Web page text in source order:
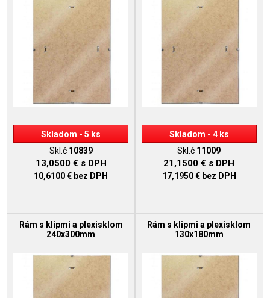
Skladom - 5 ks
Skl.č 10839
13,0500 € s DPH
10,6100 € bez DPH
Skladom - 4 ks
Skl.č 11009
21,1500 € s DPH
17,1950 € bez DPH
Rám s klipmi a plexisklom
240x300mm
Rám s klipmi a plexisklom
130x180mm